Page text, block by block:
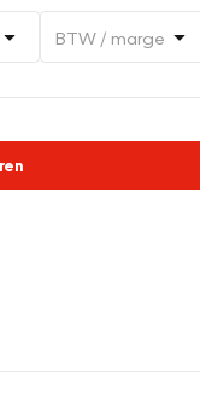
BTW / marge